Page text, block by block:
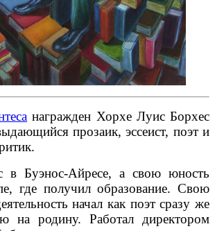
награжден Хорхе Луис Борхес
прозаик, эссеист, поэт и
в Буэнос-Айресе, а свою юность
где получил образование. Свою
начал как поэт сразу же
на родину. Работал директором